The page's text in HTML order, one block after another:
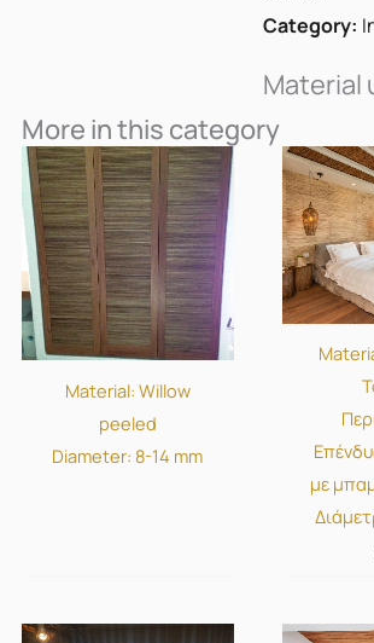
Category:
Material
More in this category
Material: Willow
peeled
Diameter: 8-14 mm
με